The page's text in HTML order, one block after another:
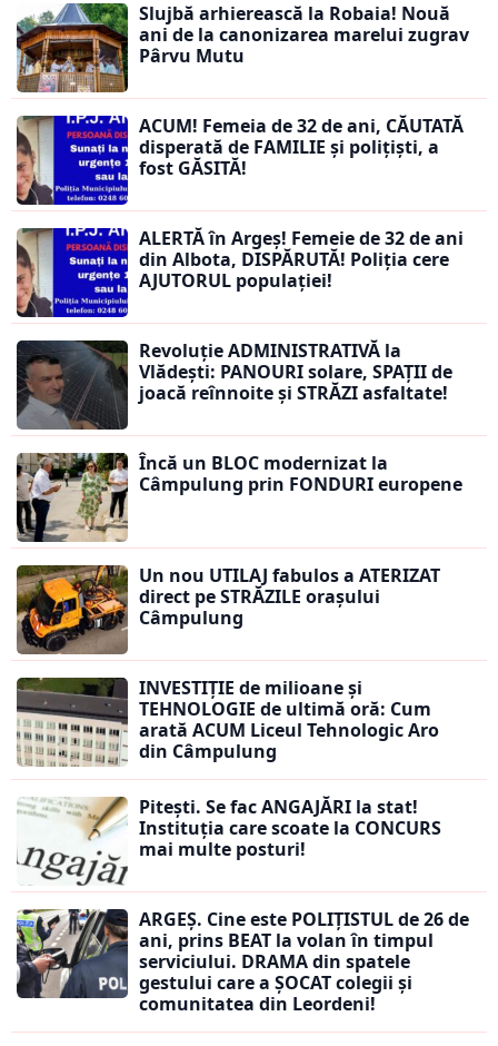
Slujbă arhierească la Robaia! Nouă
ani de la canonizarea marelui zugrav
Pârvu Mutu
ACUM! Femeia de 32 de ani, CĂUTATĂ
disperată de FAMILIE și polițiști, a
fost GĂSITĂ!
ALERTĂ în Argeș! Femeie de 32 de ani
din Albota, DISPĂRUTĂ! Poliția cere
AJUTORUL populației!
Revoluție ADMINISTRATIVĂ la
Vlădești: PANOURI solare, SPAȚII de
joacă reînnoite și STRĂZI asfaltate!
Încă un BLOC modernizat la
Câmpulung prin FONDURI europene
Un nou UTILAJ fabulos a ATERIZAT
direct pe STRĂZILE orașului
Câmpulung
INVESTIȚIE de milioane și
TEHNOLOGIE de ultimă oră: Cum
arată ACUM Liceul Tehnologic Aro
din Câmpulung
Pitești. Se fac ANGAJĂRI la stat!
Instituția care scoate la CONCURS
mai multe posturi!
ARGEȘ. Cine este POLIȚISTUL de 26 de
ani, prins BEAT la volan în timpul
serviciului. DRAMA din spatele
gestului care a ȘOCAT colegii și
comunitatea din Leordeni!